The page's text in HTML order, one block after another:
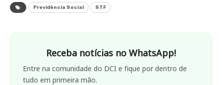
Previdência Social STF
Receba notícias no WhatsApp!
Entre na comunidade do DCI e fique por dentro de
tudo em primeira mão.